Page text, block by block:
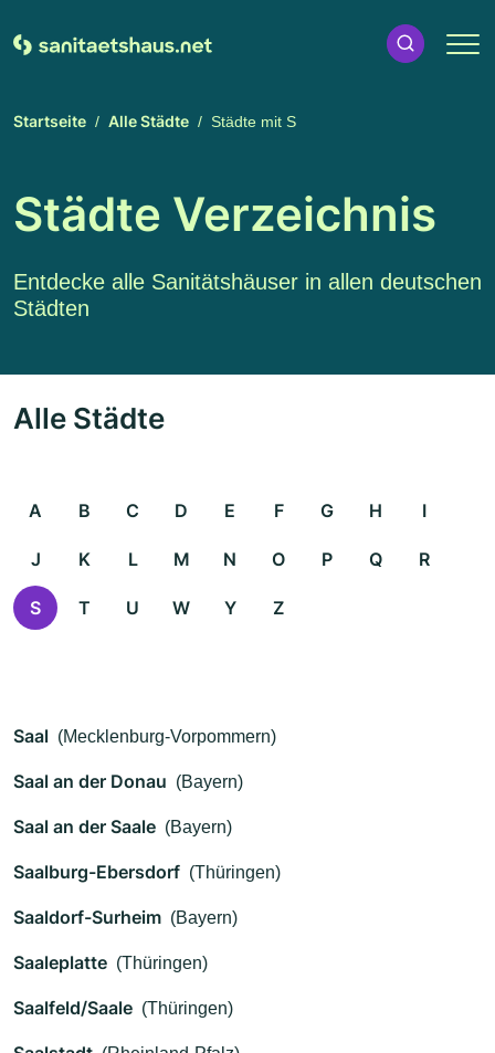
Startseite Alle Städte Städte mit S
Städte Verzeichnis
Entdecke alle Sanitätshäuser in allen deutschen
Städten
Alle Städte
A B C D E F G H I
J K L M N O P Q R
S T U W Y Z
Saal (Mecklenburg-Vorpommern)
Saal an der Donau (Bayern)
Saal an der Saale (Bayern)
Saalburg-Ebersdorf (Thüringen)
Saaldorf-Surheim (Bayern)
Saaleplatte (Thüringen)
Saalfeld/Saale (Thüringen)